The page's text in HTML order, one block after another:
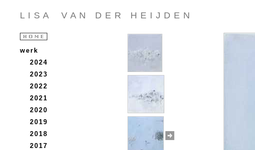
L I S A V A N D E R H E I J D E N
werk
2024
2023
2022
2021
2020
2019
2018
2017